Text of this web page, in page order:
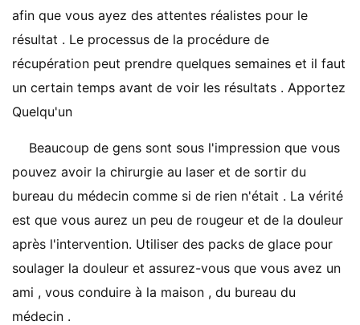
afin que vous ayez des attentes réalistes pour le
résultat . Le processus de la procédure de
récupération peut prendre quelques semaines et il faut
un certain temps avant de voir les résultats . Apportez
Quelqu'un
Beaucoup de gens sont sous l'impression que vous
pouvez avoir la chirurgie au laser et de sortir du
bureau du médecin comme si de rien n'était . La vérité
est que vous aurez un peu de rougeur et de la douleur
après l'intervention. Utiliser des packs de glace pour
soulager la douleur et assurez-vous que vous avez un
ami , vous conduire à la maison , du bureau du
médecin .